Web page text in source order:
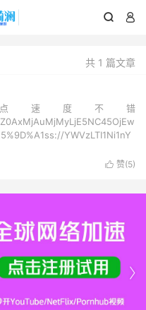
 
共 1 篇文章
速度不错
YWVzLTI1Ni1nY
 赞(5)
